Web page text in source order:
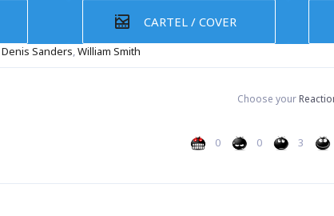
CARTEL / COVER
Denis Sanders,William Smith
Choose your
0 0 3